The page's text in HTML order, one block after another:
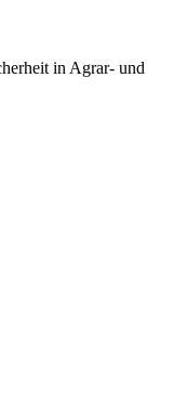
in Agrar- und